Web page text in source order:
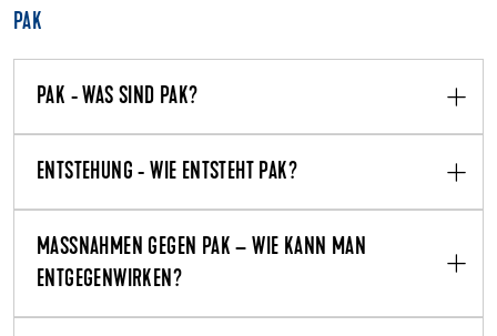
PAK
PAK - WAS SIND PAK?
ENTSTEHUNG - WIE ENTSTEHT PAK?
MASSNAHMEN GEGEN PAK – WIE KANN MAN E
NTGEGENWIRKEN?